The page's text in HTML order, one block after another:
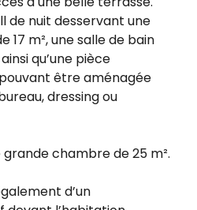
de nuit desservant une
17 m², une salle de bain
qu’une pièce
être aménagée
dressing ou
chambre de 25 m².
d’un